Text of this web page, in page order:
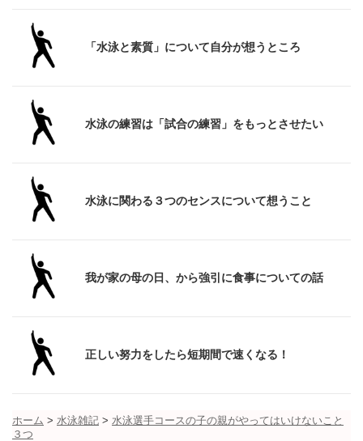
「水泳と素質」について自分が想うところ
水泳の練習は「試合の練習」をもっとさせたい
水泳に関わる３つのセンスについて想うこと
我が家の母の日、から強引に食事についての話
正しい努力をしたら短期間で速くなる！
ホーム > 水泳雑記 > 水泳選手コースの子の親がやってはいけないこと
３つ